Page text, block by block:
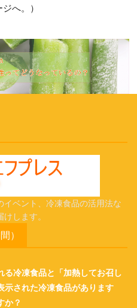
へ。）
ベント、冷凍食品の活用法な
します。
）
る冷凍食品と「加熱してお召し
示された冷凍食品があります
か？